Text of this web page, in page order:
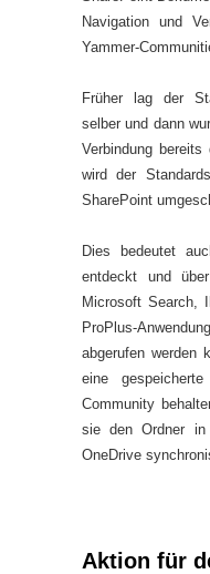
Navigation und
Yammer-
Früher lag der
selber und dann
Verbindung
wird der
SharePoint
Dies bedeutet
entdeckt und
Microsoft Search,
ProPlus-
abgerufen werden
eine
Community
sie den Ordner in
OneDrive
Aktion für